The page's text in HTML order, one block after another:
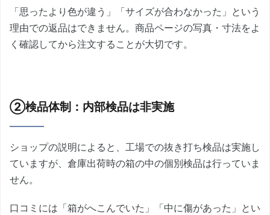
「思ったより色が違う」「サイズが合わなかった」という
理由での返品はできません。商品ページの写真・寸法をよ
く確認してから注文することが大切です。
②検品体制：内部検品は非実施
ショップの説明によると、工場での抜き打ち検品は実施し
ていますが、倉庫出荷時の箱の中の個別検品は行っていま
せん。
口コミには「箱がへこんでいた」「中に傷があった」とい